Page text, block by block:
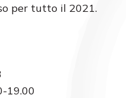
per tutto il 2021.
19.00